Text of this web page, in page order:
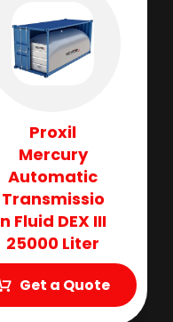
Proxil
Mercury
Automatic
Transmissio
n Fluid​ DEX III
25000 Liter
Get a Quote